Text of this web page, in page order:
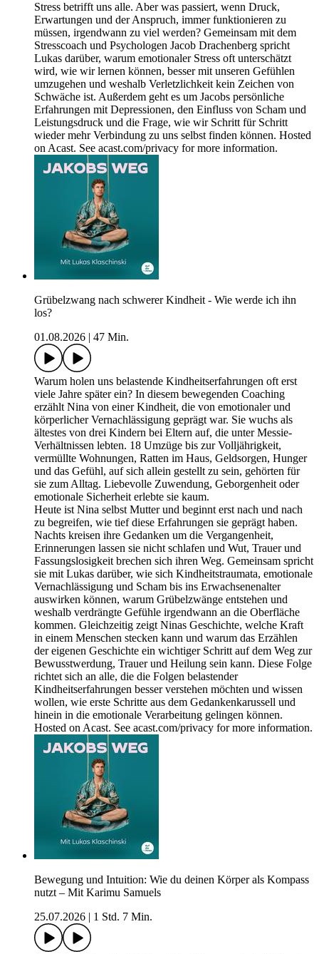
Stress betrifft uns alle. Aber was passiert, wenn Druck,
Erwartungen und der Anspruch, immer funktionieren zu
müssen, irgendwann zu viel werden? Gemeinsam mit dem
Stresscoach und Psychologen Jacob Drachenberg spricht
Lukas darüber, warum emotionaler Stress oft unterschätzt
wird, wie wir lernen können, besser mit unseren Gefühlen
umzugehen und weshalb Verletzlichkeit kein Zeichen von
Schwäche ist. Außerdem geht es um Jacobs persönliche
Erfahrungen mit Depressionen, den Einfluss von Scham und
Leistungsdruck und die Frage, wie wir Schritt für Schritt
wieder mehr Verbindung zu uns selbst finden können. Hosted
on Acast. See acast.com/privacy for more information.
Grübelzwang nach schwerer Kindheit - Wie werde ich ihn
los?
01.08.2026
47 Min.
Warum holen uns belastende Kindheitserfahrungen oft erst
viele Jahre später ein? In diesem bewegenden Coaching
erzählt Nina von einer Kindheit, die von emotionaler und
körperlicher Vernachlässigung geprägt war. Sie wuchs als
ältestes von drei Kindern bei Eltern auf, die unter Messie-
Verhältnissen lebten. 18 Umzüge bis zur Volljährigkeit,
vermüllte Wohnungen, Ratten im Haus, Geldsorgen, Hunger
und das Gefühl, auf sich allein gestellt zu sein, gehörten für
sie zum Alltag. Liebevolle Zuwendung, Geborgenheit oder
emotionale Sicherheit erlebte sie kaum.
Heute ist Nina selbst Mutter und beginnt erst nach und nach
zu begreifen, wie tief diese Erfahrungen sie geprägt haben.
Nachts kreisen ihre Gedanken um die Vergangenheit,
Erinnerungen lassen sie nicht schlafen und Wut, Trauer und
Fassungslosigkeit brechen sich ihren Weg. Gemeinsam spricht
sie mit Lukas darüber, wie sich Kindheitstraumata, emotionale
Vernachlässigung und Scham bis ins Erwachsenenalter
auswirken können, warum Grübelzwänge entstehen und
weshalb verdrängte Gefühle irgendwann an die Oberfläche
kommen. Gleichzeitig zeigt Ninas Geschichte, welche Kraft
in einem Menschen stecken kann und warum das Erzählen
der eigenen Geschichte ein wichtiger Schritt auf dem Weg zur
Bewusstwerdung, Trauer und Heilung sein kann. Diese Folge
richtet sich an alle, die die Folgen belastender
Kindheitserfahrungen besser verstehen möchten und wissen
wollen, wie erste Schritte aus dem Gedankenkarussell und
hinein in die emotionale Verarbeitung gelingen können.
Hosted on Acast. See acast.com/privacy for more information.
Bewegung und Intuition: Wie du deinen Körper als Kompass
nutzt – Mit Karimu Samuels
25.07.2026
1 Std. 7 Min.